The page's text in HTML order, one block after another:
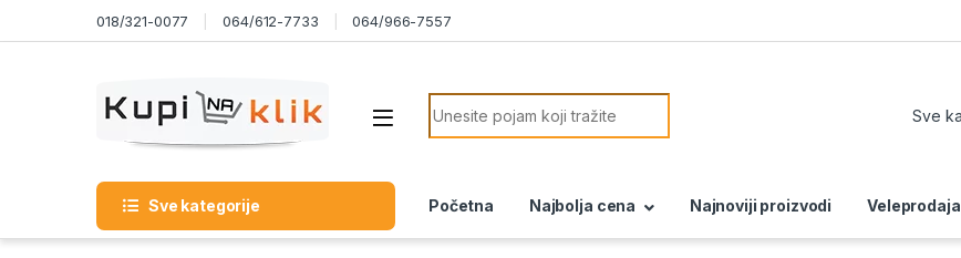
Skip to navigation018/321-0077 064/612-7733 064/966-7557
Search for:
Sve kategorije Početna Najbolja cena Najnoviji proizvodi Veleprodaja